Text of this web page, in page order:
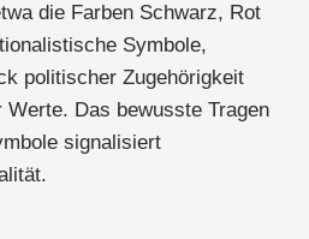
die Farben Schwarz, Rot
Symbole,
politischer Zugehörigkeit
Das bewusste Tragen
signalisiert